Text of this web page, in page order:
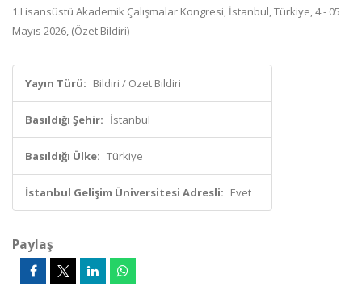
1.Lisansüstü Akademik Çalışmalar Kongresi, İstanbul, Türkiye, 4 - 05
Mayıs 2026, (Özet Bildiri)
Yayın Türü: Bildiri / Özet Bildiri
Basıldığı Şehir: İstanbul
Basıldığı Ülke: Türkiye
İstanbul Gelişim Üniversitesi Adresli: Evet
Paylaş